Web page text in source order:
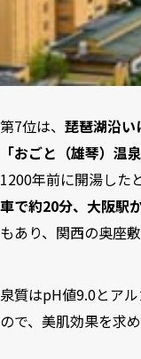
第7位は、 琵琶湖沿い
「おごと（雄琴）温泉
1200年前に開湯した
車で約20分、大阪駅
もあり、関西の奥座
泉質はpH値9.0とア
ので、美肌効果を求